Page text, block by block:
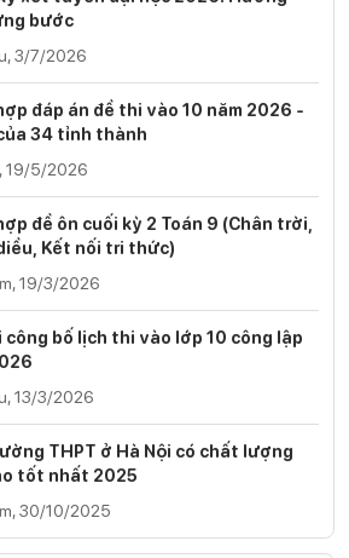
bước
3/7/2026
đáp án đề thi vào 10 năm 2026 -
34 tỉnh thành
19/5/2026
đề ôn cuối kỳ 2 Toán 9 (Chân trời,
Kết nối tri thức)
19/3/2026
công bố lịch thi vào lớp 10 công lập
13/3/2026
THPT ở Hà Nội có chất lượng
tốt nhất 2025
30/10/2025